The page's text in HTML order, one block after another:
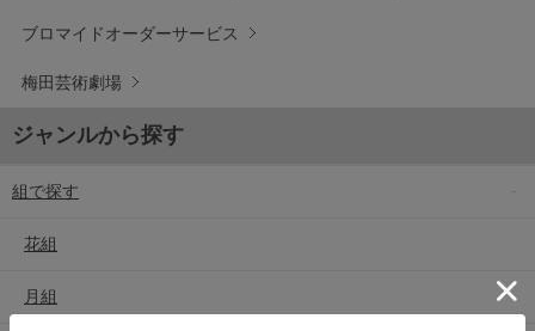
ブロマイドオーダーサービス
梅田芸術劇場
ジャンルから探す
組で探す
花組
月組